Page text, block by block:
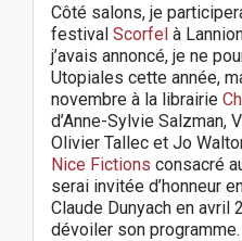
Côté salons, je
festival Scorfel à
j’avais annoncé, je ne
Utopiales cette année,
novembre à la librairie
d’Anne-Sylvie Salzman,
Olivier Tallec et Jo
Nice Fictions consacré
serai invitée d’honneur
Claude Dunyach en avril
dévoiler son programme.